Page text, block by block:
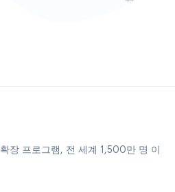
장 프로그램, 전 세계 1,500만 명 이